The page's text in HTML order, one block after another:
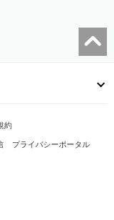
約
プライバシーポータル